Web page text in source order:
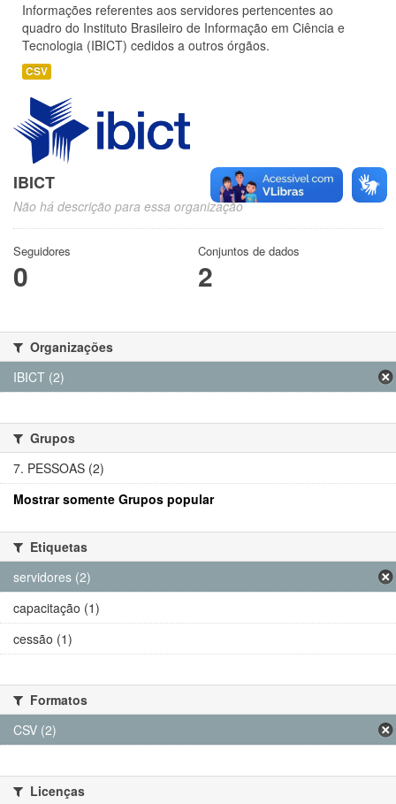
Informações referentes aos servidores pertencentes ao
quadro do Instituto Brasileiro de Informação em Ciência e
Tecnologia (IBICT) cedidos a outros órgãos.
CSV
IBICT
Não há descrição para essa organização
Seguidores
0
Conjuntos de dados
2
Organizações
IBICT (2)
Grupos
7. PESSOAS (2)
Mostrar somente Grupos popular
Etiquetas
servidores (2)
capacitação (1)
cessão (1)
Formatos
CSV (2)
Licenças